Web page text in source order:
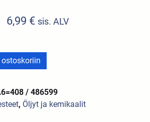
6,99 € sis. ALV
/ 486599
, Öljyt ja kemikaalit